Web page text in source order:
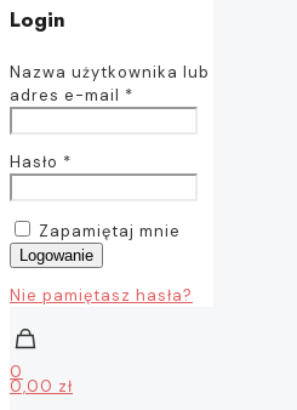
Login
Nazwa użytkownika lub
adres e-mail *
Hasło *
Zapamiętaj mnie
Logowanie
Nie pamiętasz hasła?
0
0,00 zł